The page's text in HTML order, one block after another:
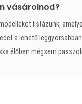
vásárolnod?
listázunk,
a lehető
élőben mégsem